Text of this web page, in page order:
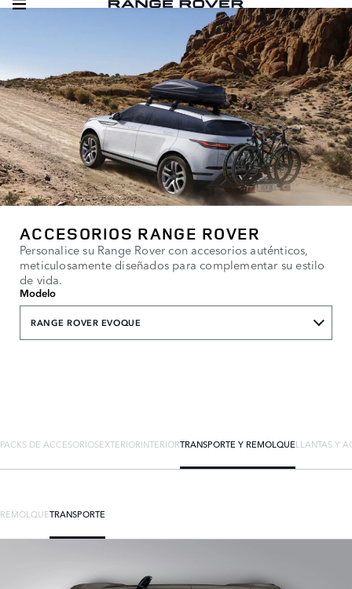
ACCESORIOS RANGE ROVER
Personalice su Range Rover con accesorios auténticos,
meticulosamente diseñados para complementar su estilo
de vida.
Modelo
RANGE ROVER EVOQUE
PACKS DE ACCESORIOSEXTERIORINTERIORTRANSPORTE Y REMOLQUELLANTAS Y
REMOLQUETRANSPORTE